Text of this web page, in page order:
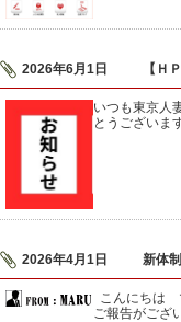
2026年6月1日 【Ｈ
いつも東京人
とうございま
2026年4月1日 新体
こんにちは
ご報告がご